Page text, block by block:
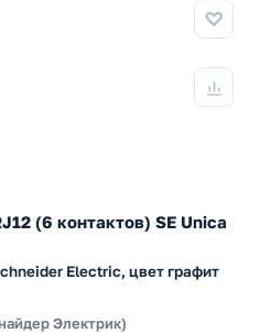
(6 контактов) SE Unica
Electric, цвет графит
Электрик)